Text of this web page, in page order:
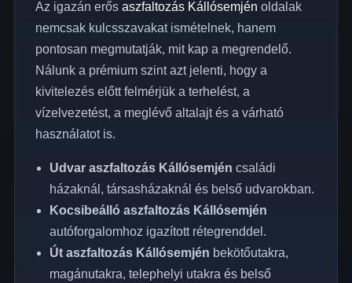
Az igazán erős aszfaltozás Kállósemjén oldalak
nemcsak kulcsszavakat ismételnek, hanem
pontosan megmutatják, mit kap a megrendelő.
Nálunk a prémium szint azt jelenti, hogy a
kivitelezés előtt felmérjük a terhelést, a
vízelvezetést, a meglévő altalajt és a várható
használatot is.
Udvar aszfaltozás Kállósemjén családi
házaknál, társasházaknál és belső udvarokban.
Kocsibeálló aszfaltozás Kállósemjén
autóforgalomhoz igazított rétegrenddel.
Út aszfaltozás Kállósemjén bekötőutakra,
magánutakra, telephelyi utakra és belső